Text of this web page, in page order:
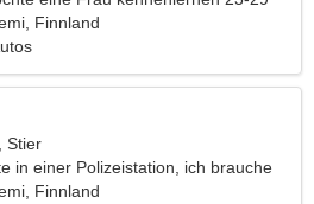
Finnland
Stier
in einer Polizeistation, ich brauche
Frau
Finnland